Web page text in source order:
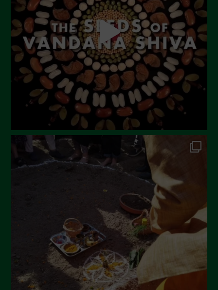
Luglio 2023
Giugno 2023
Maggio 2023
Aprile 2023
Marzo 2023
Febbraio 2023
Dicembre 2022
Novembre 2022
Ottobre 2022
Settembre 2022
Aprile 2022
Febbraio 2022